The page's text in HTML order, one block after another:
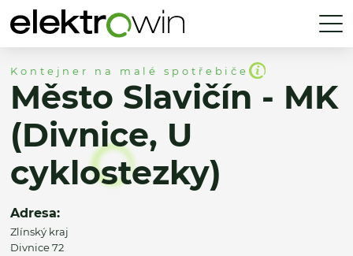
Kontejner na malé spotřebiče
Město Slavičín - MK
(Divnice, U
cyklostezky)
Adresa:
Zlínský kraj
Divnice 72